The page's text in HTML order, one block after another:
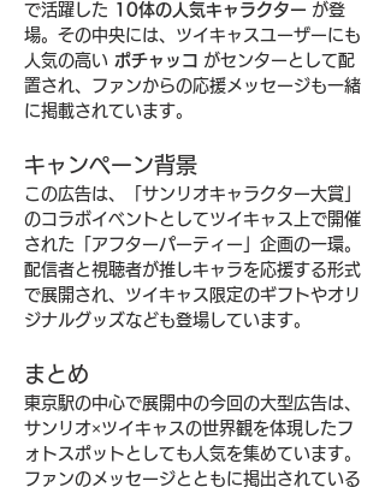
で活躍した 10体の人気キャラクター が登
場。その中央には、ツイキャスユーザーにも
人気の高い ポチャッコ がセンターとして配
置され、ファンからの応援メッセージも一緒
に掲載されています。
キャンペーン背景
この広告は、「サンリオキャラクター大賞」
のコラボイベントとしてツイキャス上で開催
された「アフターパーティー」企画の一環。
配信者と視聴者が推しキャラを応援する形式
で展開され、ツイキャス限定のギフトやオリ
ジナルグッズなども登場しています。
まとめ
東京駅の中心で展開中の今回の大型広告は、
サンリオ×ツイキャスの世界観を体現したフ
ォトスポットとしても人気を集めています。
ファンのメッセージとともに掲出されている